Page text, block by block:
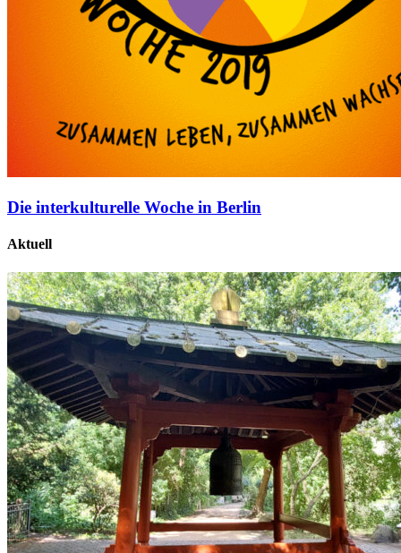
Die interkulturelle Woche in Berlin
Aktuell